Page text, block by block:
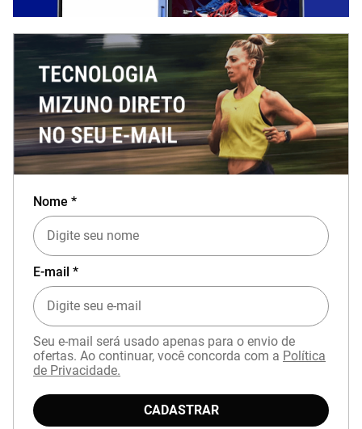
Nome *
E-mail *
Seu e-mail será usado apenas para o envio de
ofertas. Ao continuar, você concorda com a Política
de Privacidade.
CADASTRAR